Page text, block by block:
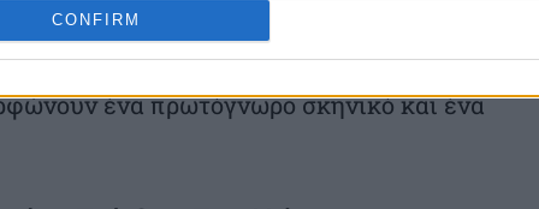
CONFIRM
που σημαίνει ότι πλέον μιλάμε για
και της ψυχαγωγίας να
ένα πρωτόγνωρο σκηνικό και ένα